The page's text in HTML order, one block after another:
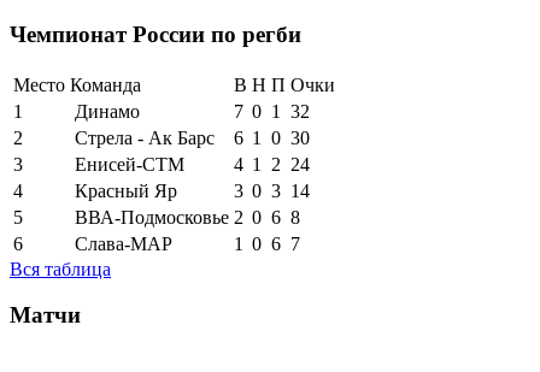
Чемпионат России по регби
Место Команда В Н П Очки
1
Динамо 7 0 1
32
2
Стрела - Ак Барс 6 1 0 30
3
Енисей-СТМ 4 1 2 24
4
Красный Яр 3 0 3 14
5
ВВА-Подмосковье 2 0 6 8
6
Слава-МАР 1 0 6 7
Вся таблица
Матчи